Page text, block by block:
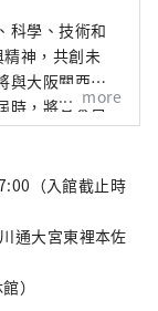
科學、技術和
神，共創未
與大阪關西世
時，將有來自
織的代表參
文化藝術、經
博會能成為與
more
（入館截止時
通大宮東裡本佐
）